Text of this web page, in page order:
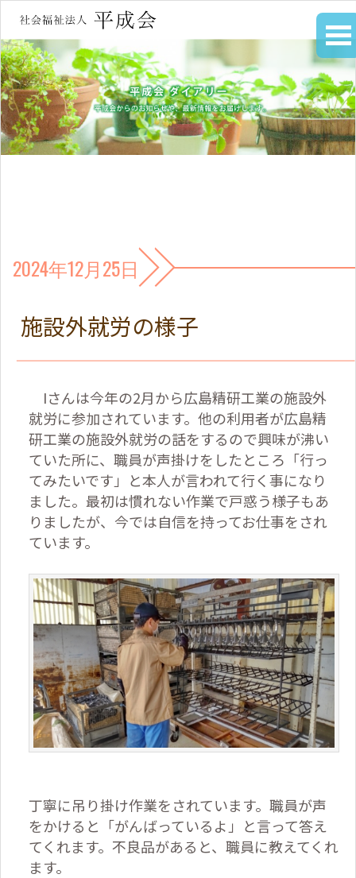
2024年12月25日
施設外就労の様子
Iさんは今年の2月から広島精研工業の施設外
就労に参加されています。他の利用者が広島精
研工業の施設外就労の話をするので興味が沸い
ていた所に、職員が声掛けをしたところ「行っ
てみたいです」と本人が言われて行く事になり
ました。最初は慣れない作業で戸惑う様子もあ
りましたが、今では自信を持ってお仕事をされ
ています。
丁寧に吊り掛け作業をされています。職員が声
をかけると「がんばっているよ」と言って答え
てくれます。不良品があると、職員に教えてくれ
ます。